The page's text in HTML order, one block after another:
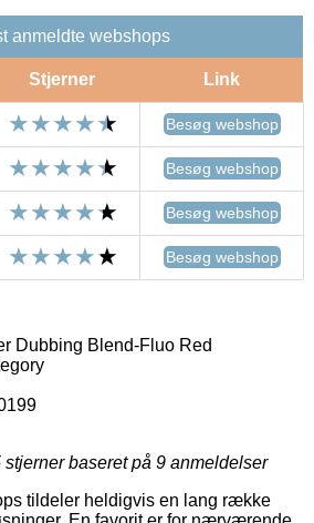
anmeldte webshops
Stjerner Link
Besøg webshop
Besøg webshop
Besøg webshop
Besøg webshop
Dubbing Blend-Fluo Red
baseret på 9 anmeldelser
tildeler heldigvis en lang række